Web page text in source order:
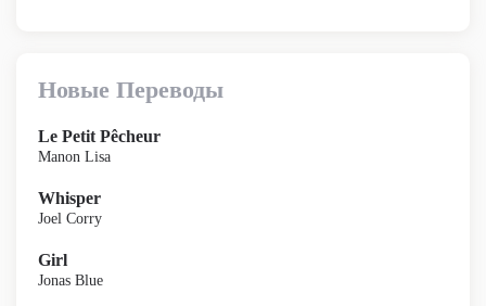
Новые Переводы
Le Petit Pêcheur
Manon Lisa
Whisper
Joel Corry
Girl
Jonas Blue